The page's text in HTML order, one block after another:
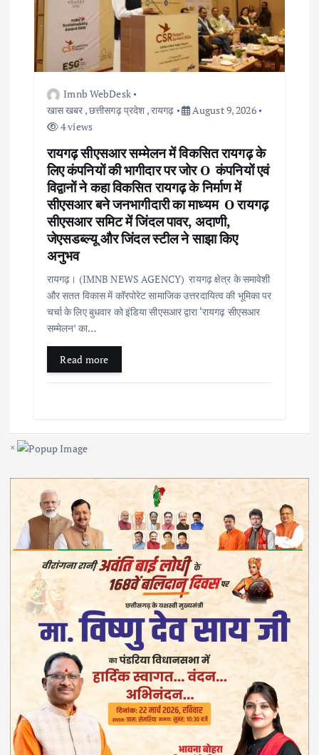
Imnb WebDesk
खास खबर ,छत्तीसगढ़ प्रदेश ,रायगढ़
August 9, 2026
4 views
रायगढ़ सीएसआर सम्मेलन में विकसित रायगढ़ के
लिए कंपनियों की भागीदार पर जोर O कंपनियों एवं
विद्वानों ने कहा विकसित रायगढ़ के निर्माण में
सीएसआर बने जनभागीदारी का माध्यम O रायगढ़
सीएसआर समिट में जिंदल पावर, अदाणी,
जेएसडब्ल्यू और जिंदल स्टील ने साझा किए
अनुभव
रायगढ़। (IMNB NEWS AGENCY) रायगढ़ क्षेत्र के समावेशी
और सतत विकास में कॉरपोरेट सामाजिक उत्तरदायित्व की भूमिका पर
चर्चा के लिए बुधवार को इंडिया सीएसआर द्वारा ‘रायगढ़ सीएसआर
सम्मेलन’ का…
Read more
×